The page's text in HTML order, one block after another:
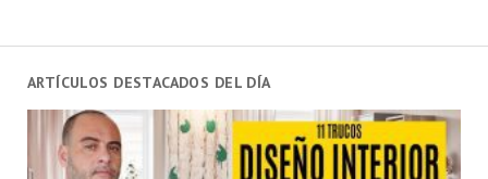
ARTÍCULOS DESTACADOS DEL DÍA